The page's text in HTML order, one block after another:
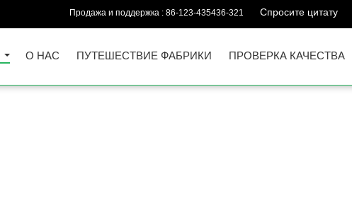
Продажа и поддержка : 86-123-435436-321 Спросите цитату
О НАС ПУТЕШЕСТВИЕ ФАБРИКИ ПРОВЕРКА КАЧЕСТВА